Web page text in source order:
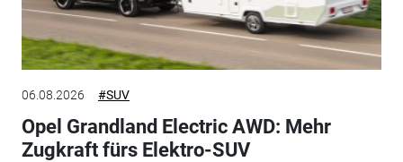
06.08.2026 #SUV
Opel Grandland Electric AWD: Mehr
Zugkraft fürs Elektro-SUV